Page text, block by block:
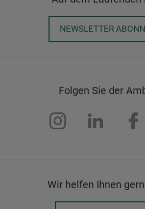
NEWSLETTER
Folgen Sie der
instagram
linkedin
Wir helfen Ihnen